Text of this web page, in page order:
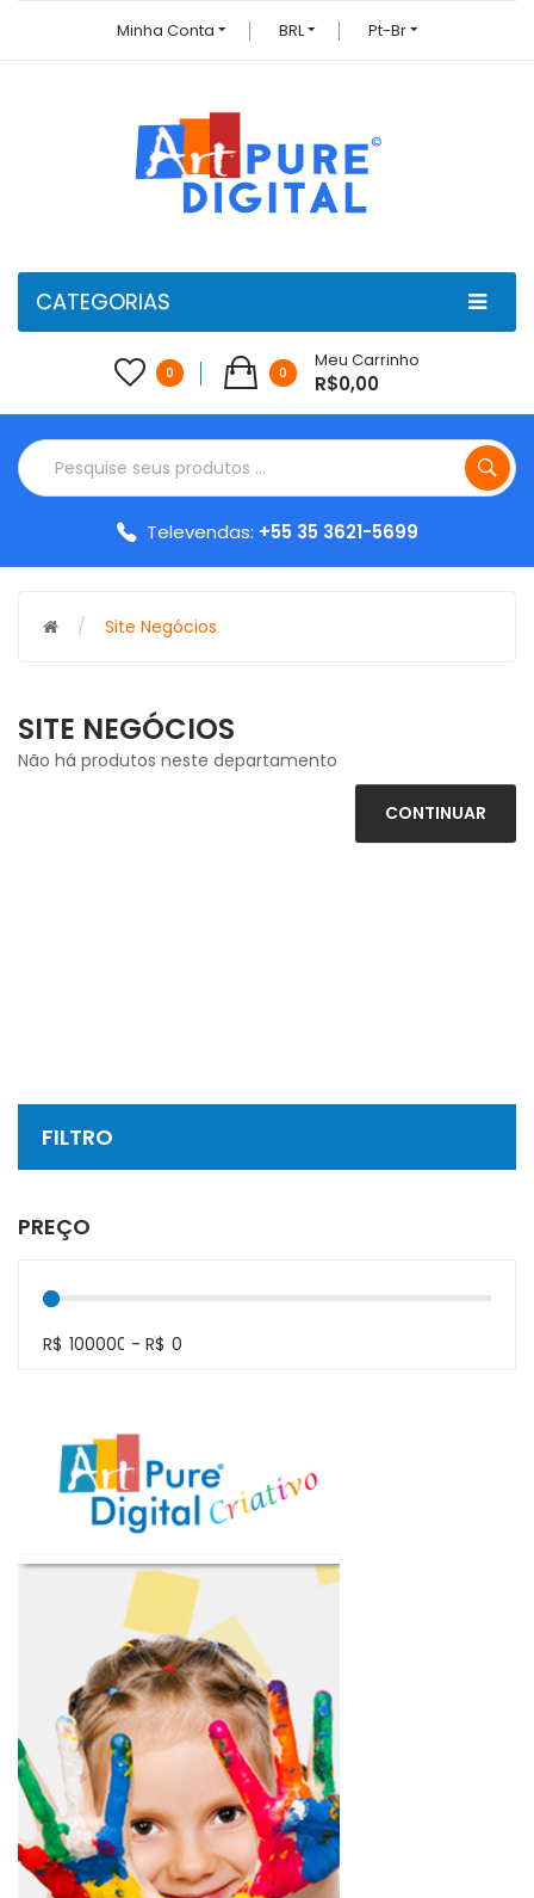
Minha Conta BRL Pt-Br
CATEGORIAS
0 0
Meu Carrinho
R$0,00
Televendas: +55 35 3621-5699
Site Negócios
FILTRO
PREÇO
R$ - R$
SITE NEGÓCIOS
Não há produtos neste departamento
CONTINUAR